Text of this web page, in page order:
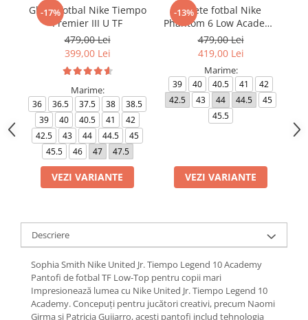
-17%
Ghete fotbal Nike Tiempo
Premier III U TF
479,00 Lei
399,00 Lei
Marime:
36 36.5 37.5 38
38.5
39
40 40.5 41
42
42.5
43 44 44.5
45
45.5
46 47 47.5
VEZI VARIANTE
-13%
Ghete fotbal Nike
Phantom 6 Low Academy
TF NU3
479,00 Lei
419,00 Lei
Marime:
39 40 40.5 41
42
42.5
43 44 44.5
45
45.5
VEZI VARIANTE
Descriere
Sophia Smith Nike United Jr. Tiempo Legend 10 Academy
Pantofi de fotbal TF Low-Top pentru copii mari
Impresionează lumea cu Nike United Jr. Tiempo Legend 10
Academy. Concepuți pentru jucători creativi, precum Naomi
Girma și Patricia Guijarro, acești pantofi includ tehnologia